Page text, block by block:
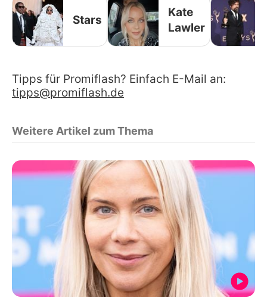
Stars
Kate
Lawler
Tipps für Promiflash? Einfach E-Mail an:
tipps@promiflash.de
Weitere Artikel zum Thema